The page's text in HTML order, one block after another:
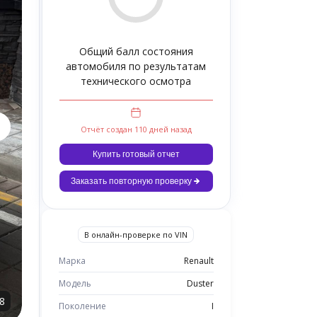
Общий балл состояния
автомобиля по результатам
технического осмотра
Отчёт создан 110 дней назад
Купить готовый отчет
Заказать повторную проверку
В онлайн-проверке по VIN
Марка
Renault
Модель
Duster
Поколение
I